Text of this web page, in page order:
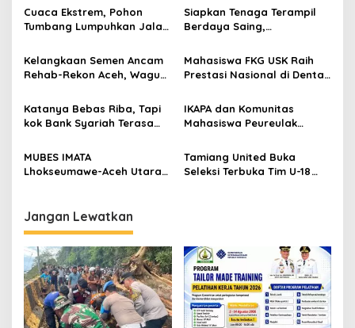
s
p
o
s
Cuaca Ekstrem, Pohon
Tumbang Lumpuhkan Jalan
Blangpidie
Siapkan Tenaga Terampil
Berdaya Saing,
Tamiang Buka Pelatihan
Kerja 2026
Kelangkaan Semen Ancam
Rehab-Rekon Aceh, Wagub
Mahasiswa FKG USK Raih
Prestasi Nasional di Dental
Katanya Bebas Riba, Tapi
kok Bank Syariah Terasa
IKAPA dan Komunitas
Mahasiswa Peureulak
Peureulak Raya
MUBES IMATA
Lhokseumawe-Aceh Utara
2026–2027
Tamiang United Buka
Seleksi Terbuka Tim U-18
Jangan Lewatkan